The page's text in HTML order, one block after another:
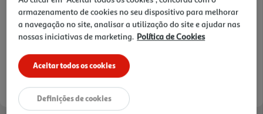
Disponibilidade na loja: Auchan Amadora
Entrega estimada entre06/08/2026 e 07/08/2026
armazenamento de cookies no seu dispositivo para melhorar
a navegação no site, analisar a utilização do site e ajudar nas
nossas iniciativas de marketing. Política de Cookies
Aceitar todos os cookies
Definições de cookies